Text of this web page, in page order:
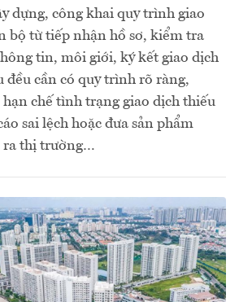
dựng, công khai quy trình giao
bộ từ tiếp nhận hồ sơ, kiểm tra
tin, môi giới, ký kết giao dịch
đều cần có quy trình rõ ràng,
chế tình trạng giao dịch thiếu
sai lệch hoặc đưa sản phẩm
ra thị trường…